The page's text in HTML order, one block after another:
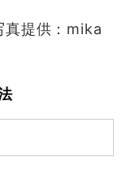
提供：mika